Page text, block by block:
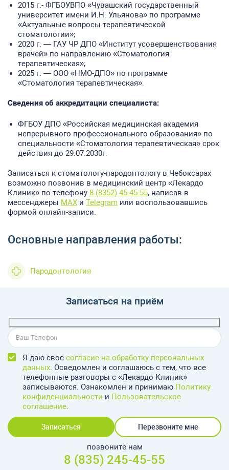
2015 г.- ФГБОУВПО «Чувашский государственный
университет имени И.Н. Ульянова» по программе
«Актуальные вопросы терапевтической
стоматологии»;
2020 г. — ГАУ ЧР ДПО «Институт усовершенствования
врачей» по направлению «Стоматология
терапевтическая»;
2025 г. — ООО «НМО-ДПО» по программе
«Стоматология терапевтическая».
Сведения об аккредитации специалиста:
ФГБОУ ДПО «Российская медицинская академия
непрерывного профессионального образования» по
специальности «Стоматология терапевтическая» срок
действия до 29.07.2030г.
Записаться к стоматологу-пародонтологу в Чебоксарах
возможно позвонив в медицинский центр «Лекардо
Клиник» по телефону 8 (8352) 45-45-55, написав в
мессенджеры MAX и Telegram или воспользовавшись
формой онлайн-записи.
Основные направления работы:
Пародонтология
Записаться на приём
Я даю свое согласие на обработку персональных
данных. Осведомлен и соглашаюсь с тем, что все
телефонные разговоры с «Лекардо Клиник»
записываются. Ознакомлен и принимаю Политику
конфиденциальности и Пользовательское
соглашение.
Записаться Перезвоните мне
позвоните нам
8 (835) 245-45-55